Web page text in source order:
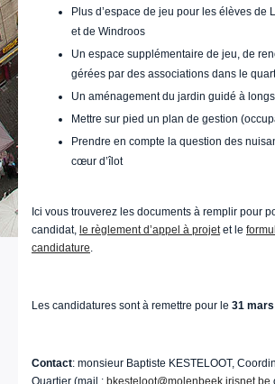
Plus d’espace de jeu pour les élèves de
et de Windroos
Un espace supplémentaire de jeu, de
gérées par des associations dans le
Un aménagement du jardin guidé à
Mettre sur pied un plan de gestion
Prendre en compte la question des
cœur d’îlot
Ici vous trouverez les documents à remplir pour
candidat, le règlement d’appel à projetet le
candidature
Les candidatures sont à remettre pour le 31
Contact: monsieur Baptiste KESTELOOT,
Quartier (mail : bkesteloot@molenbeek.irisnet.be